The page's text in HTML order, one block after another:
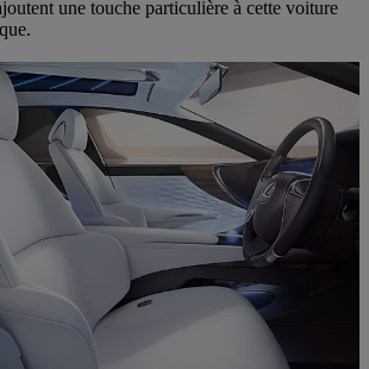
une touche particulière à cette voiture